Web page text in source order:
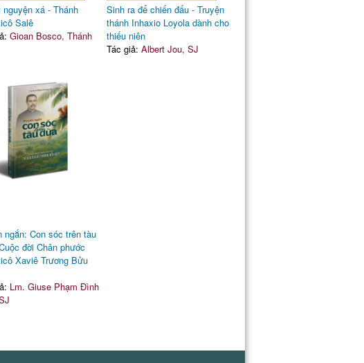
nguyện xá - Thánh
Salê
Gioan Bosco, Thánh
Sinh ra để chiến đấu - Truyện
thánh Inhaxio Loyola dành cho
thiếu niên
Tác giả: Albert Jou, SJ
ngắn: Con sóc trên tàu
đời Chân phước
Xaviê Trương Bửu
Lm. Giuse Phạm Đình